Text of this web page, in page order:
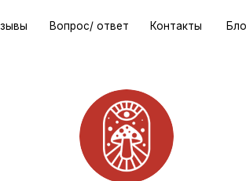
Прайс
Контакты Блог
Вопрос/ ответHtml code will be here